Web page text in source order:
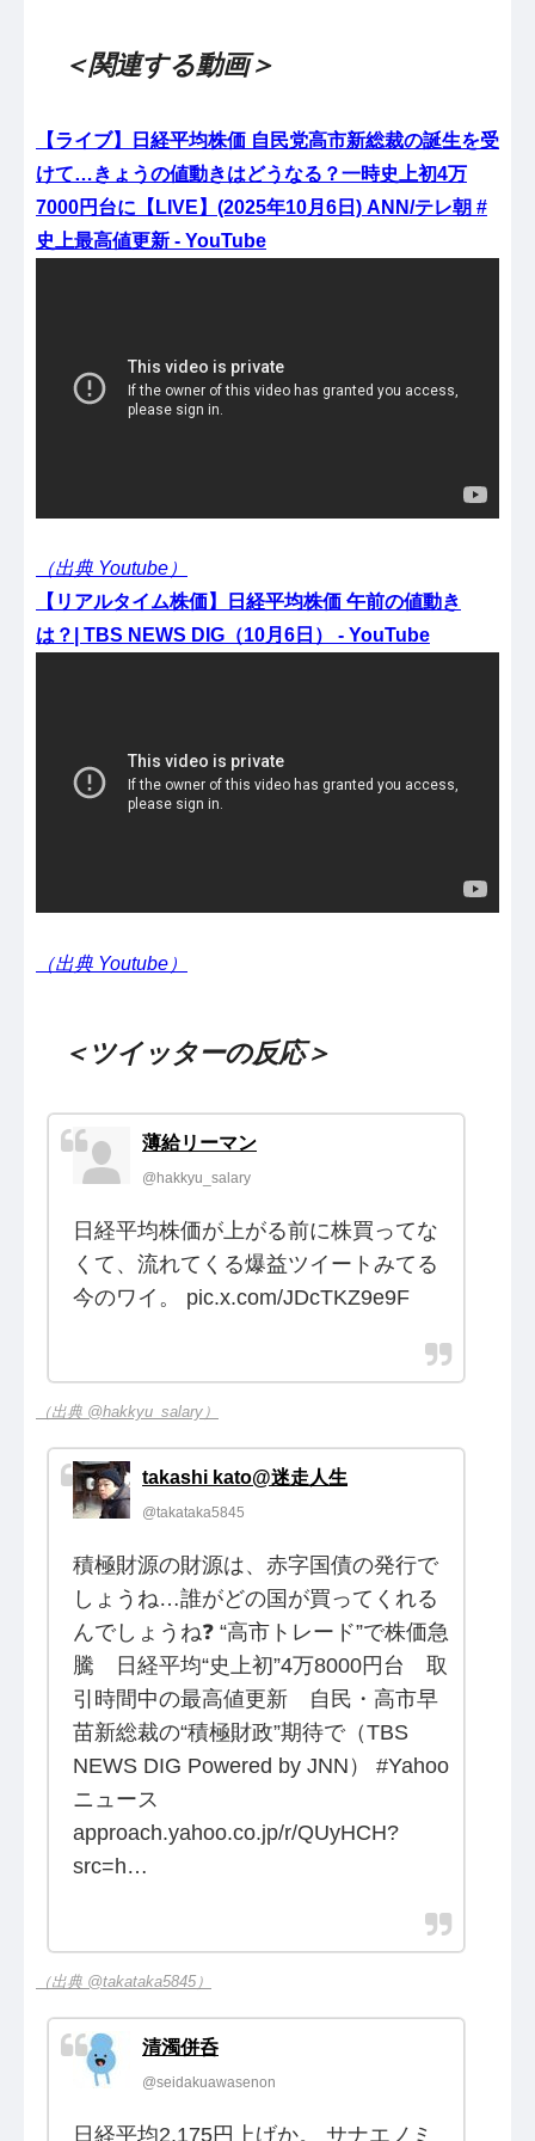
＜関連する動画＞
【ライブ】日経平均株価 自民党高市新総裁の誕生を受
けて…きょうの値動きはどうなる？一時史上初4万
7000円台に【LIVE】(2025年10月6日) ANN/テレ朝 #
史上最高値更新 - YouTube
（出典 Youtube）
【リアルタイム株価】日経平均株価 午前の値動き
は？| TBS NEWS DIG（10月6日） - YouTube
（出典 Youtube）
＜ツイッターの反応＞
薄給リーマン
@hakkyu_salary
日経平均株価が上がる前に株買ってな
くて、流れてくる爆益ツイートみてる
今のワイ。 pic.x.com/JDcTKZ9e9F
（出典 @hakkyu_salary）
takashi kato@迷走人生
@takataka5845
積極財源の財源は、赤字国債の発行で
しょうね…誰がどの国が買ってくれる
んでしょうね❓ “高市トレード”で株価急
騰 日経平均“史上初”4万8000円台 取
引時間中の最高値更新 自民・高市早
苗新総裁の“積極財政”期待で（TBS
NEWS DIG Powered by JNN） #Yahoo
ニュース
approach.yahoo.co.jp/r/QUyHCH?
src=h…
（出典 @takataka5845）
清濁併呑
@seidakuawasenon
日経平均2,175円上げか。 サナエノミ